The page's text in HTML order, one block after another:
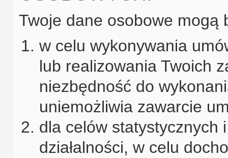
Twoje dane osobowe mogą
w celu wykonywania
lub realizowania Twoich
niezbędność do
uniemożliwia zawarcie
dla celów statystycznych
działalności, w celu